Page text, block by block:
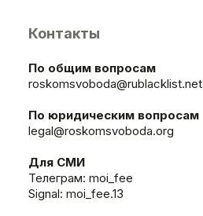
Контакты
По общим вопросам
roskomsvoboda@rublacklist.net
По юридическим вопросам
legal@roskomsvoboda.org
Для СМИ
Телеграм: moi_fee
Signal: moi_fee.13